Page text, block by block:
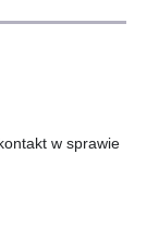
w sprawie